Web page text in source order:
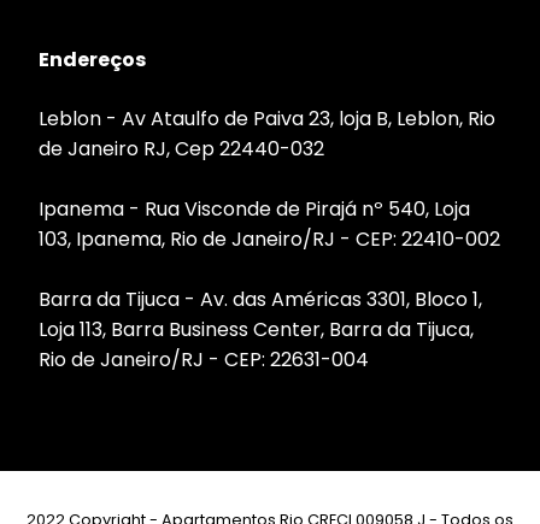
Endereços
Leblon - Av Ataulfo de Paiva 23, loja B, Leblon, Rio
de Janeiro RJ, Cep 22440-032
Ipanema - Rua Visconde de Pirajá nº 540, Loja
103, Ipanema, Rio de Janeiro/RJ - CEP: 22410-002
Barra da Tijuca - Av. das Américas 3301, Bloco 1,
Loja 113, Barra Business Center, Barra da Tijuca,
Rio de Janeiro/RJ - CEP: 22631-004